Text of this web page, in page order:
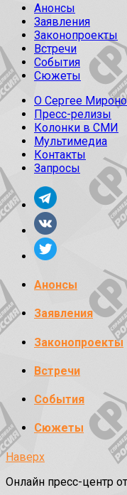
Анонсы
Заявления
Законопроекты
Встречи
События
Сюжеты
О Сергее
Пресс-релизы
Колонки в СМИ
Мультимедиа
Контакты
Запросы
Анонсы
Заявления
Законопроекты
Встречи
События
Сюжеты
Наверх
Онлайн пресс-центр